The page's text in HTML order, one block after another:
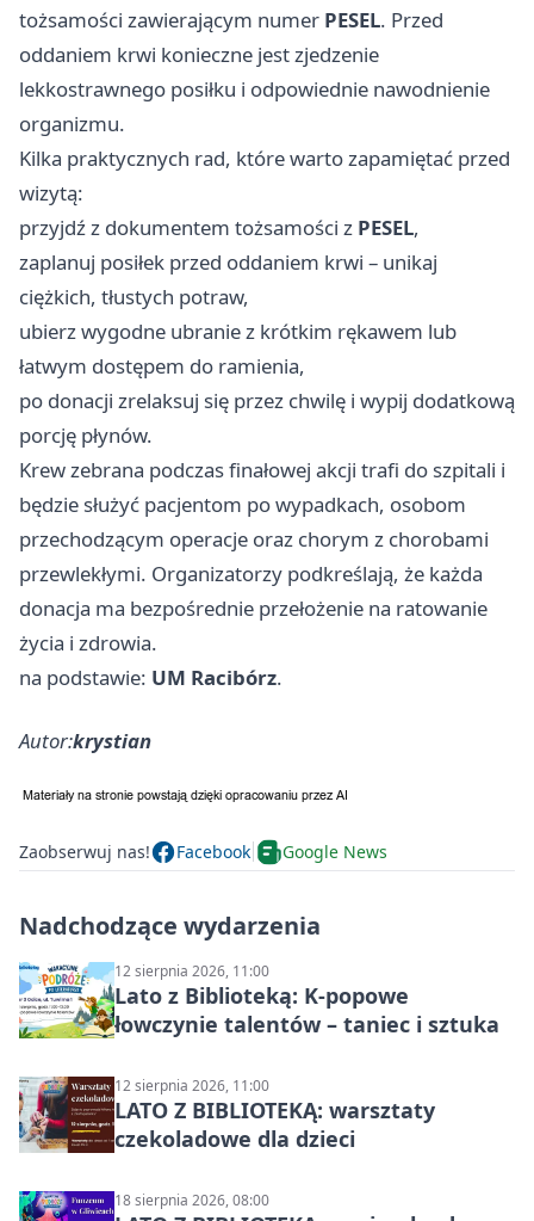
tożsamości zawierającym numer PESEL. Przed
oddaniem krwi konieczne jest zjedzenie
lekkostrawnego posiłku i odpowiednie nawodnienie
organizmu.
Kilka praktycznych rad, które warto zapamiętać przed
wizytą:
przyjdź z dokumentem tożsamości z PESEL,
zaplanuj posiłek przed oddaniem krwi – unikaj
ciężkich, tłustych potraw,
ubierz wygodne ubranie z krótkim rękawem lub
łatwym dostępem do ramienia,
po donacji zrelaksuj się przez chwilę i wypij dodatkową
porcję płynów.
Krew zebrana podczas finałowej akcji trafi do szpitali i
będzie służyć pacjentom po wypadkach, osobom
przechodzącym operacje oraz chorym z chorobami
przewlekłymi. Organizatorzy podkreślają, że każda
donacja ma bezpośrednie przełożenie na ratowanie
życia i zdrowia.
na podstawie: UM Racibórz.
Autor:krystian
Zaobserwuj nas! Facebook Google News
Nadchodzące wydarzenia
12 sierpnia 2026, 11:00
Lato z Biblioteką: K-popowe
łowczynie talentów – taniec i sztuka
12 sierpnia 2026, 11:00
LATO Z BIBLIOTEKĄ: warsztaty
czekoladowe dla dzieci
18 sierpnia 2026, 08:00